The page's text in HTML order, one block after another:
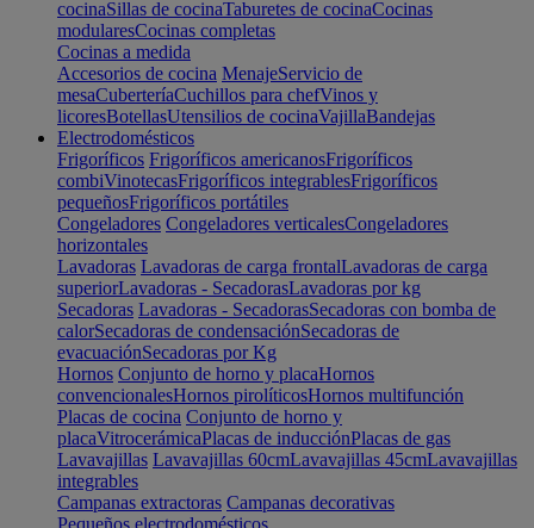
cocinaSillas de cocinaTaburetes de cocinaCocinas
modularesCocinas completas
Cocinas a medida
Accesorios de cocina MenajeServicio de
mesaCuberteríaCuchillos para chefVinos y
licoresBotellasUtensilios de cocinaVajillaBandejas
Electrodomésticos
Frigoríficos Frigoríficos americanosFrigoríficos
combiVinotecasFrigoríficos integrablesFrigoríficos
pequeñosFrigoríficos portátiles
Congeladores Congeladores verticalesCongeladores
horizontales
Lavadoras Lavadoras de carga frontalLavadoras de carga
superiorLavadoras - SecadorasLavadoras por kg
Secadoras Lavadoras - SecadorasSecadoras con bomba de
calorSecadoras de condensaciónSecadoras de
evacuaciónSecadoras por Kg
Hornos Conjunto de horno y placaHornos
convencionalesHornos pirolíticosHornos multifunción
Placas de cocina Conjunto de horno y
placaVitrocerámicaPlacas de inducciónPlacas de gas
Lavavajillas Lavavajillas 60cmLavavajillas 45cmLavavajillas
integrables
Campanas extractoras Campanas decorativas
Pequeños electrodomésticos